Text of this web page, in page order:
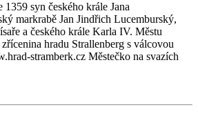
syn českého krále Jana
markrabě Jan Jindřich Lucemburský,
a českého krále Karla IV. Městu
hradu Strallenberg s válcovou
stramberk.cz Městečko na svazích